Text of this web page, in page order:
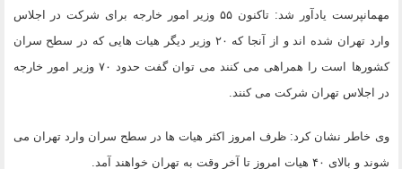
مهمانپرست یادآور شد: تاکنون ۵۵ وزیر امور خارجه برای شرکت در اجلاس
وارد تهران شده اند و از آنجا که ۲۰ وزیر دیگر هیات هایی که در سطح سران
کشورها است را همراهی می کنند می توان گفت حدود ۷۰ وزیر امور خارجه
در اجلاس تهران شرکت می کنند.
وی خاطر نشان کرد: ظرف امروز اکثر هیات ها در سطح سران وارد تهران می
شوند و بالای ۴۰ هیات امروز تا آخر وقت به تهران خواهند آمد.